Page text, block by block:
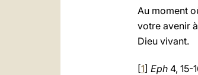
Au moment
votre avenir
Dieu vivant.
[1] Eph 4, 15-